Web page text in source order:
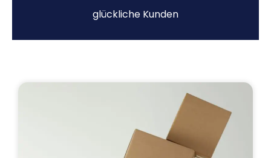
glückliche Kunden